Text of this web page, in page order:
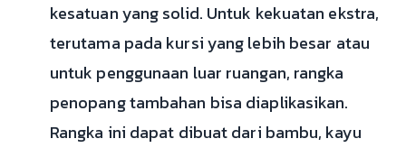
kesatuan yang solid. Untuk kekuatan ekstra,
terutama pada kursi yang lebih besar atau
untuk penggunaan luar ruangan, rangka
penopang tambahan bisa diaplikasikan.
Rangka ini dapat dibuat dari bambu, kayu